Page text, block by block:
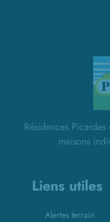
Résidences
maisons
Liens utiles
Alertes terrain